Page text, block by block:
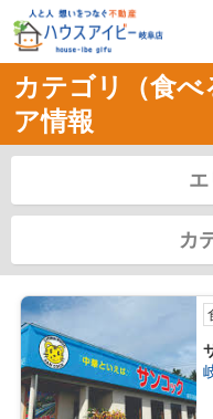
カテゴリ（食べ
ア情報
カ